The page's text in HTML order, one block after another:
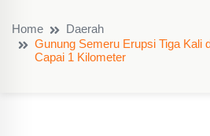
Home
Daerah
Gunung Semeru Erupsi Tiga Kali
Capai 1 Kilometer